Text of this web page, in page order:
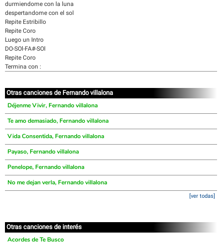
durmiendome con la luna
despertandome con el sol
Repite Estribillo
Repite Coro
Luego un Intro
DO-SOl-FA#-SOl
Repite Coro
Termina con :
Otras canciones de Fernando villalona
Déjenme Vivir, Fernando villalona
Te amo demasiado, Fernando villalona
Vida Consentida, Fernando villalona
Payaso, Fernando villalona
Penelope, Fernando villalona
No me dejan verla, Fernando villalona
[ver todas]
Otras canciones de interés
Acordes de Te Busco